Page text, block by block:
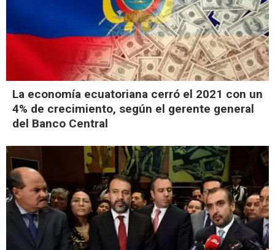
La economía ecuatoriana cerró el 2021 con un
4% de crecimiento, según el gerente general
del Banco Central